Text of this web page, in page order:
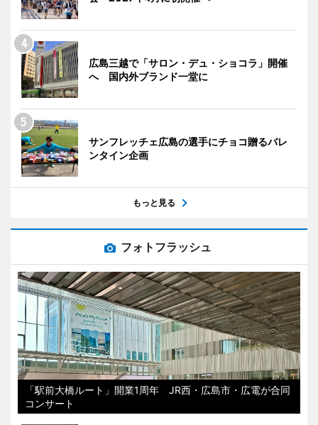
広島三越で「サロン・デュ・ショコラ」開催
へ 国内外ブランド一堂に
サンフレッチェ広島の選手にチョコ贈るバレ
ンタイン企画
もっと見る
フォトフラッシュ
「駅前大橋ルート」開業1周年 JR西・広島市・広電が合同
コンサート